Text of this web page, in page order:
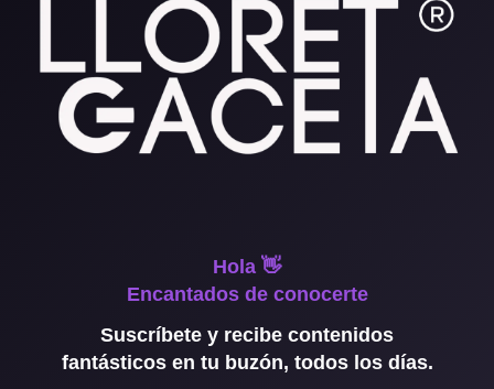
Hola 👋
Encantados de conocerte
Suscríbete y recibe contenidos
fantásticos en tu buzón, todos los días.